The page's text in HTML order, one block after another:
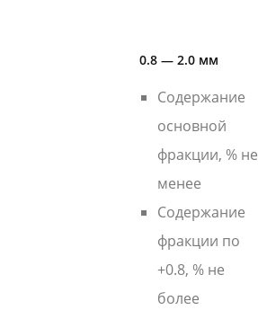
0.8 — 2.0 мм
Содержание
основной
фракции, % не
менее
Содержание
фракции по
+0.8, % не
более